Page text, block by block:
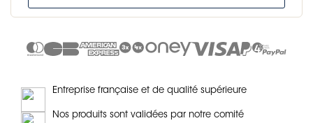
Entreprise française et de qualité supérieure
Nos produits sont validées par notre comité